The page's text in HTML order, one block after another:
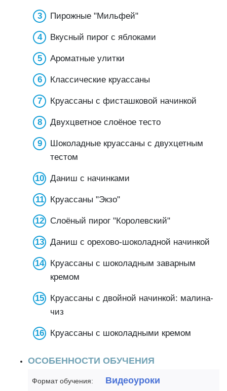
Пирожные "Мильфей"
Вкусный пирог с яблоками
Ароматные улитки
Классические круассаны
Круассаны с фисташковой начинкой
Двухцветное слоёное тесто
Шоколадные круассаны с двухцетным
тестом
Даниш с начинками
Круассаны "Экзо"
Слоёный пирог "Королевский"
Даниш с орехово-шоколадной начинкой
Круассаны с шоколадным заварным
кремом
Круассаны с двойной начинкой: малина-
чиз
Круассаны с шоколадными кремом
ОСОБЕННОСТИ ОБУЧЕНИЯ
Формат обучения: Видеоуроки